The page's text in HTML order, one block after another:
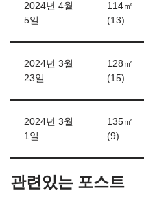
2024년 4월
5일
114㎡
(13)
2024년 3월
23일
128㎡
(15)
2024년 3월
1일
135㎡
(9)
관련있는 포스트